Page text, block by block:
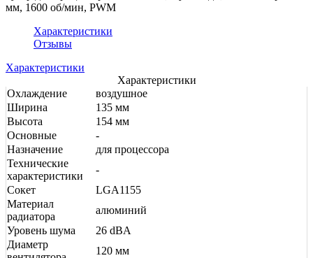
мм, 1600 об/мин, PWM
Характеристики
Отзывы
Характеристики
Характеристики
Охлаждение
воздушное
Ширина
135 мм
Высота
154 мм
Основные
-
Назначение
для процессора
Технические
характеристики
-
Сокет
LGA1155
Материал
радиатора
алюминий
Уровень шума
26 dBA
Диаметр
120 мм